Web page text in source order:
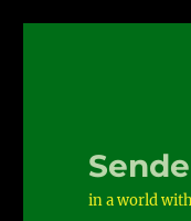
in a world